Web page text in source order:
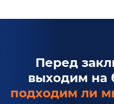
Перед
выходим на
подходим ли